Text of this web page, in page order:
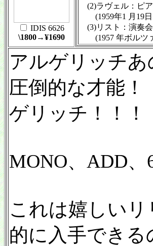
IDIS 6626
\1800→¥1690
(2)ラヴェル：ピ
(1959年1 月19日
(3)リスト：演奏
(1957 年ボルツ
アルゲリッチ
圧倒的な才能
ゲリッチ！！！
MONO、ADD、
これは嬉しい
的に入手でき